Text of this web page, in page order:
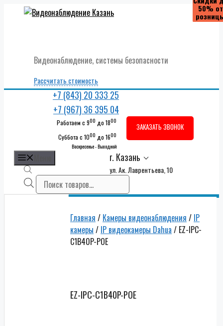
Перейти
Видеонаблюдение, системы безопасности
Рассчитать стоимость
+7 (843) 20 333 25
+7 (967) 36 395 04
Работаем с 900 до 1800
Суббота с 1000 до 1600
Воскресенье - Выходной
ЗАКАЗАТЬ ЗВОНОК
г. Казань
ул. Ак. Лаврентьева, 10
Поиск
товаров
Главная / Камеры видеонаблюдения / IP
камеры / IP видеокамеры Dahua / EZ-IPC-
C1B40P-POE
EZ-IPC-C1B40P-POE
50% от
50% от
50% от
50% от